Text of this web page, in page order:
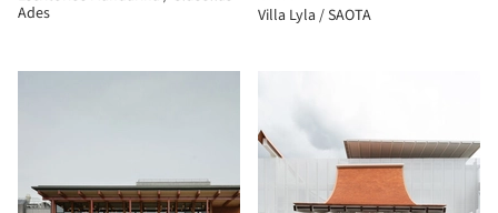
Ades
Villa Lyla / SAOTA